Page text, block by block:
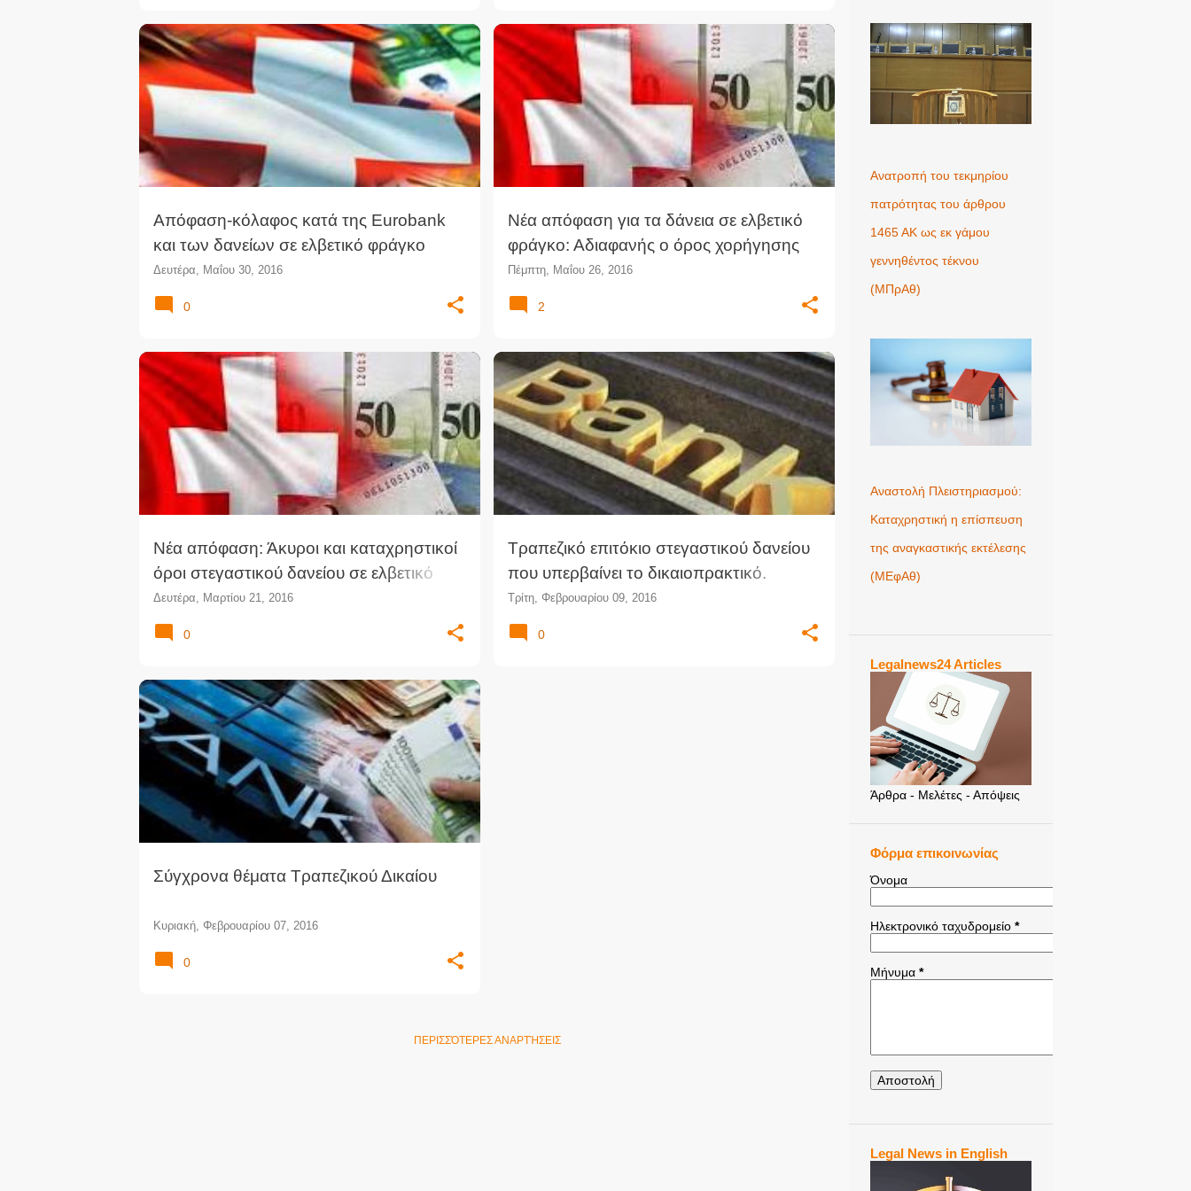
Απόφαση-κόλαφος κατά της Εurobank
και των δανείων σε ελβετικό φράγκο
Δευτέρα, Μαΐου 30, 2016
ΔΆΝΕΙΑ ΔΑΝΕΙΟΛΉΠΤΕΣ ΔΙΚΑΣΤΙΚΉ ΑΠΌΦΑΣΗ +1
0
Νέα απόφαση για τα δάνεια σε ελβετικό
φράγκο: Αδιαφανής ο όρος χορήγησης
Πέμπτη, Μαΐου 26, 2016
ΑΓΩΓΉ ΑΠΌΦΑΣΗ ΓΟΣ +2
2
Νέα απόφαση: Άκυροι και καταχρηστικοί
όροι στεγαστικού δανείου σε ελβετικό
φράγκο
Δευτέρα, Μαρτίου 21, 2016
ΔΙΚΑΣΤΙΚΉ ΑΠΌΦΑΣΗ ΕΛΒΕΤΙΚΌ ΦΡΆΓΚΟ +2
0
Τραπεζικό επιτόκιο στεγαστικού δανείου
που υπερβαίνει το δικαιοπρακτικό.
Διάκριση τραπεζικών και
δικαιοπρακτικών επιτοκίων
Τρίτη, Φεβρουαρίου 09, 2016
ΕΠΙΤΌΚΙΟ ΚΑΤΑΧΡΗΣΤΙΚΟΊ ΌΡΟΙ ΔΑΝΕΊΟΥ
0
Σύγχρονα θέματα Τραπεζικού Δικαίου
Κυριακή, Φεβρουαρίου 07, 2016
ΕΚΔΉΛΩΣΗ ΕΜΠΟΡΙΚΌ ΔΊΚΑΙΟ +1
0
ΠΕΡΙΣΣΌΤΕΡΕΣ ΑΝΑΡΤΉΣΕΙΣ
Ανατροπή του τεκμηρίου
πατρότητας του άρθρου
1465 ΑΚ ως εκ γάμου
γεννηθέντος τέκνου
(MΠρΑθ)
Αναστολή Πλειστηριασμού:
Καταχρηστική η επίσπευση
της αναγκαστικής εκτέλεσης
(ΜΕφΑθ)
Legalnews24 Articles
Άρθρα - Μελέτες - Απόψεις
Φόρμα επικοινωνίας
Όνομα
Ηλεκτρονικό ταχυδρομείο *
Μήνυμα *
Legal News in English